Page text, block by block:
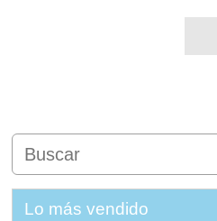
Lo más vendido